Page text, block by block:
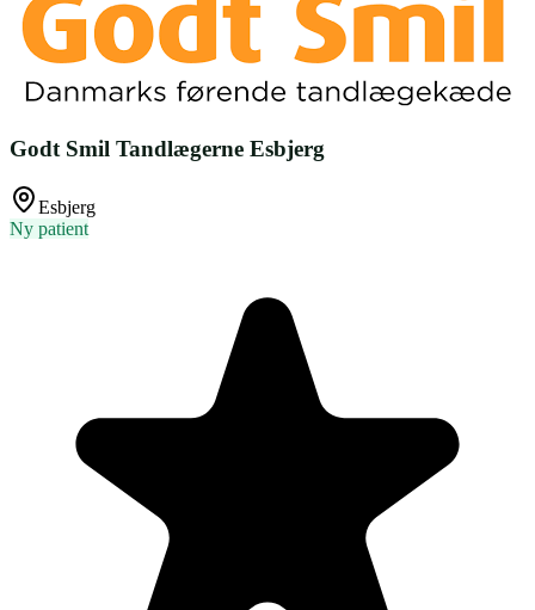
Godt Smil Tandlægerne Esbjerg
Esbjerg
Ny patient